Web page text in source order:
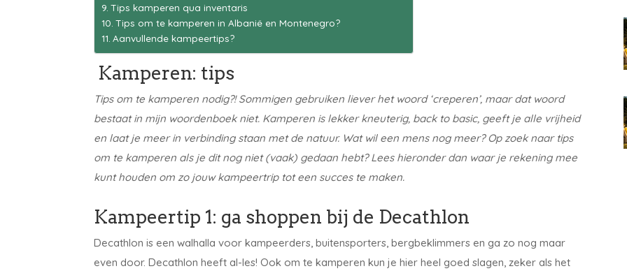
Tips kamperen qua inventaris
Tips om te kamperen in Albanië en Montenegro?
Aanvullende kampeertips?
Kamperen: tips
Tips om te kamperen nodig?! Sommigen gebruiken liever het woord ‘creperen’, maar dat woord
bestaat in mijn woordenboek niet. Kamperen is lekker kneuterig, back to basic, geeft je alle vrijheid
en laat je meer in verbinding staan met de natuur. Wat wil een mens nog meer? Op zoek naar tips
om te kamperen als je dit nog niet (vaak) gedaan hebt? Lees hieronder dan waar je rekening mee
kunt houden om zo jouw kampeertrip tot een succes te maken.
Kampeertip 1: ga shoppen bij de Decathlon
Decathlon is een walhalla voor kampeerders, buitensporters, bergbeklimmers en ga zo nog maar
even door. Decathlon heeft al-les! Ook om te kamperen kun je hier heel goed slagen, zeker als het